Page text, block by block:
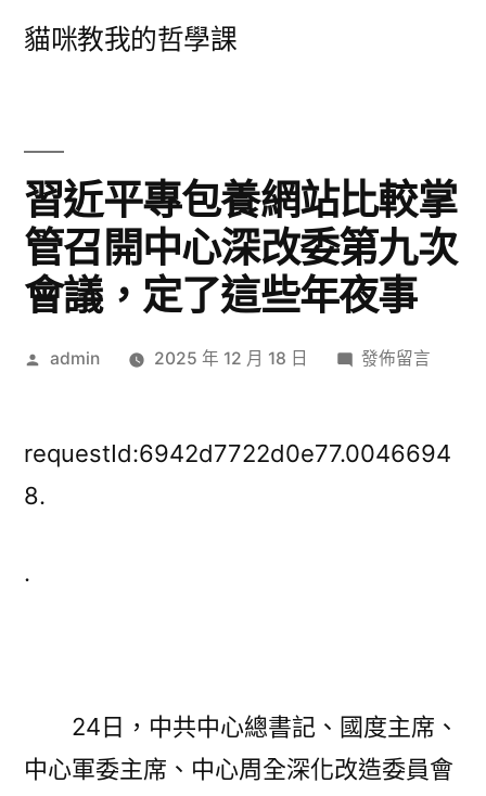
貓咪教我的哲學課
習近平專包養網站比較掌
管召開中心深改委第九次
會議，定了這些年夜事
作
admin 2025 年 12 月 18 日
在
平
管
召
開
發佈留言
requestId:6942d7722d0e77.0046694
8.
.
24日，中共中心總書記、國度主席、
中心軍委主席、中心周全深化改造委員會